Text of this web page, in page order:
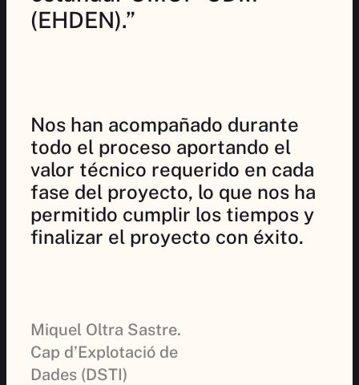
(EHDEN).”
Nos han acompañado durante
todo el proceso aportando el
valor técnico requerido en cada
fase del proyecto, lo que nos ha
permitido cumplir los tiempos y
finalizar el proyecto con éxito.
Miquel Oltra Sastre.
Cap d’Explotació de
Dades (DSTI)